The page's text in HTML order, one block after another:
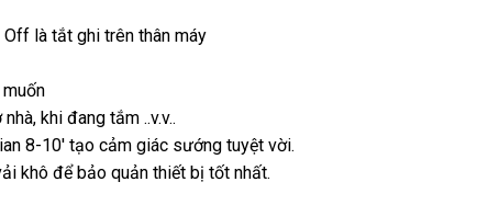
là tắt ghi trên thân máy
khi đang tắm ..v.v..
8-10′ tạo cảm giác sướng tuyệt vời.
khô để bảo quản thiết bị tốt nhất.